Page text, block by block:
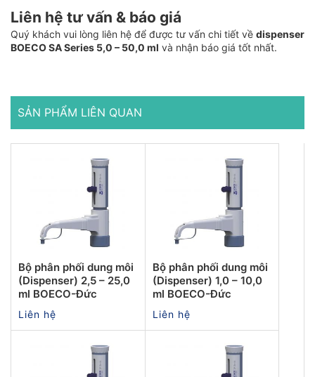
Liên hệ tư vấn & báo giá
Quý khách vui lòng liên hệ để được tư vấn chi tiết về dispenser
BOECO SA Series 5,0 – 50,0 ml và nhận báo giá tốt nhất.
SẢN PHẨM LIÊN QUAN
Bộ phân phối dung môi
(Dispenser) 2,5 – 25,0
ml BOECO-Đức
Liên hệ
Bộ phân phối dung môi
(Dispenser) 1,0 – 10,0
ml BOECO-Đức
Liên hệ